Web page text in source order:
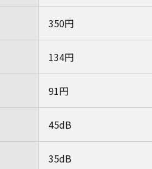
350円
134円
91円
45dB
35dB